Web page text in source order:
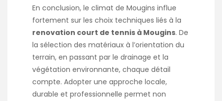
En conclusion, le climat de Mougins influe
fortement sur les choix techniques liés à la
renovation court de tennis à Mougins. De
la sélection des matériaux à l’orientation du
terrain, en passant par le drainage et la
végétation environnante, chaque détail
compte. Adopter une approche locale,
durable et professionnelle permet non